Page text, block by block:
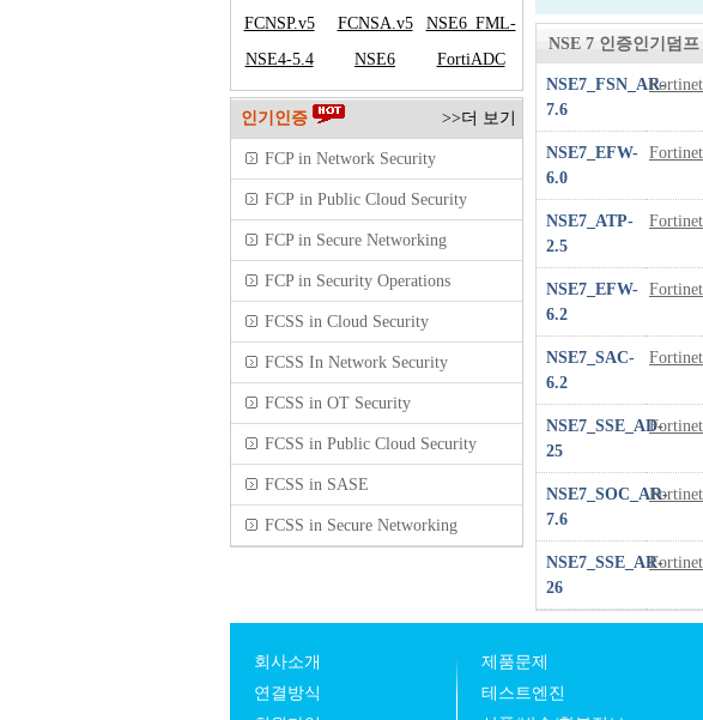
5.6
FCNSP.v5 FCNSA.v5
NSE6_FML-
5.3.8
NSE4-5.4 NSE6 FortiADC
>>더 보기
인기인증
FCP in Network Security
FCP in Public Cloud Security
FCP in Secure Networking
FCP in Security Operations
FCSS in Cloud Security
FCSS In Network Security
FCSS in OT Security
FCSS in Public Cloud Security
FCSS in SASE
FCSS in Secure Networking
NSE 7 인증인기덤프
NSE7_FSN_AR-
7.6
NSE7_EFW-
6.0
NSE7_ATP-
2.5
NSE7_EFW-
6.2
NSE7_SAC-
6.2
NSE7_SSE_AD-
25
NSE7_SOC_AR-
7.6
NSE7_SSE_AR-
26
회사소개
연결방식
제품문제
테스트엔진